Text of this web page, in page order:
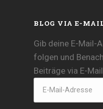
BLOG VIA E-
Gib deine E-Mail-
folgen und
Beiträge via E-
E-
Mail-